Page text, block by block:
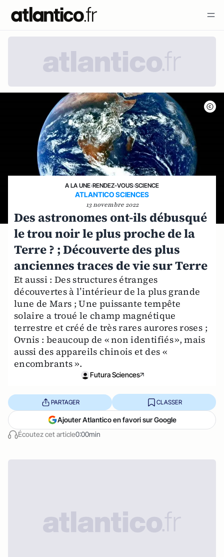
A LA UNE›RENDEZ-VOUS›SCIENCE
ATLANTICO SCIENCES
13 novembre 2022
Des astronomes ont-ils débusqué
le trou noir le plus proche de la
Terre ? ; Découverte des plus
anciennes traces de vie sur Terre
Et aussi : Des structures étranges
découvertes à l’intérieur de la plus grande
lune de Mars ; Une puissante tempête
solaire a troué le champ magnétique
terrestre et créé de très rares aurores roses ;
Ovnis : beaucoup de « non identifiés », mais
aussi des appareils chinois et des «
encombrants ».
Futura Sciences
Écoutez cet article0:00min
PARTAGER CLASSER
Ajouter Atlantico en favori sur Google